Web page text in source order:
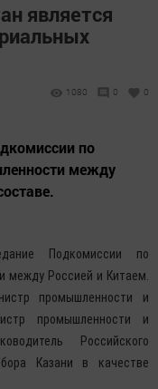
является
1080 0 0
по
между
Подкомиссии по
между Россией и Китаем.
промышленности и
промышленности и
Российского
Казани в качестве